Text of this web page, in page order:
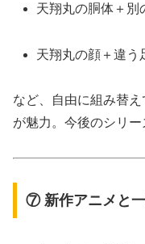
天翔丸の胴体＋別
天翔丸の顔＋違う
など、自由に組み替え
が魅力。今後のシリ
⑦ 新作アニメと一